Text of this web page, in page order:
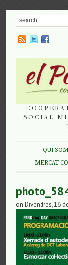
SOCIAL
QUI SOM
MERCAT
on Divendres, 16